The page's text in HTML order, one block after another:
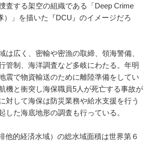
査する架空の組織である「Deep Crime
）」を描いた『DCU』のイメージだろ
は広く、密輸や密漁の取締、領海警備、
管制、海洋調査など多岐にわたる。年明
震で物資輸送のために離陸準備をしてい
機と衝突し海保職員5人が死亡する事故が
対して海保は防災業務や給水支援を行う
した海底地形の調査も行っている。
他的経済水域）の総水域面積は世界第６